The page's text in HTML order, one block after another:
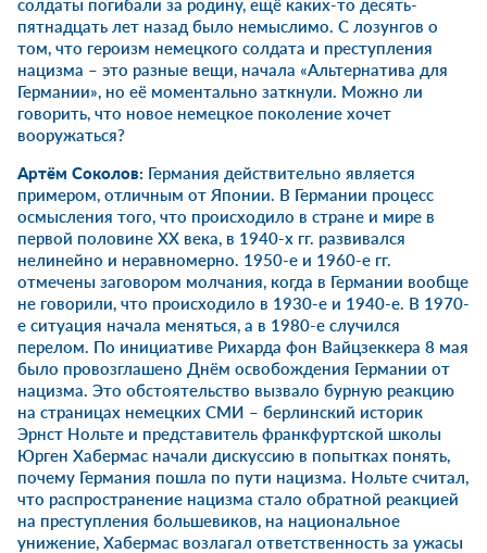
солдаты погибали за родину, ещё каких-то десять-
пятнадцать лет назад было немыслимо. С лозунгов о
том, что героизм немецкого солдата и преступления
нацизма – это разные вещи, начала «Альтернатива для
Германии», но её моментально заткнули. Можно ли
говорить, что новое немецкое поколение хочет
вооружаться?
Артём Соколов: Германия действительно является
примером, отличным от Японии. В Германии процесс
осмысления того, что происходило в стране и мире в
первой половине XX века, в 1940-х гг. развивался
нелинейно и неравномерно. 1950-е и 1960-е гг.
отмечены заговором молчания, когда в Германии вообще
не говорили, что происходило в 1930-е и 1940-е. В 1970-
е ситуация начала меняться, а в 1980-е случился
перелом. По инициативе Рихарда фон Вайцзеккера 8 мая
было провозглашено Днём освобождения Германии от
нацизма. Это обстоятельство вызвало бурную реакцию
на страницах немецких СМИ – берлинский историк
Эрнст Нольте и представитель франкфуртской школы
Юрген Хабермас начали дискуссию в попытках понять,
почему Германия пошла по пути нацизма. Нольте считал,
что распространение нацизма стало обратной реакцией
на преступления большевиков, на национальное
унижение, Хабермас возлагал ответственность за ужасы